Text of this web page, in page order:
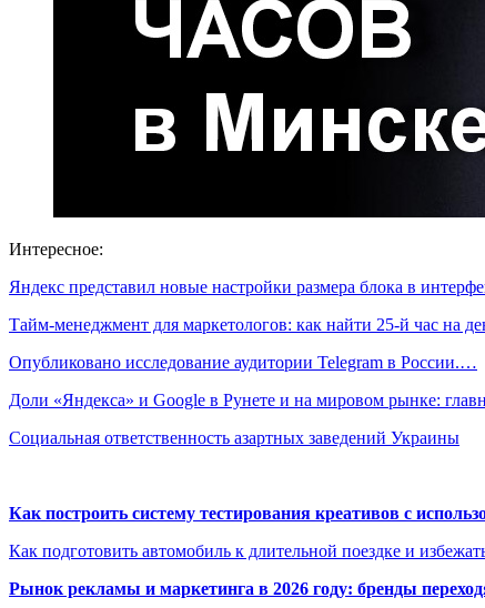
Интересное:
Яндекс представил новые настройки размера блока в
Тайм-менеджмент для маркетологов: как найти 25-й час на
Опубликовано исследование аудитории Telegram в России.…
Доли «Яндекса» и Google в Рунете и на мировом рынке:
Социальная ответственность азартных заведений Украины
Как построить систему тестирования креативов с
Как подготовить автомобиль к длительной поездке и
Рынок рекламы и маркетинга в 2026 году: бренды